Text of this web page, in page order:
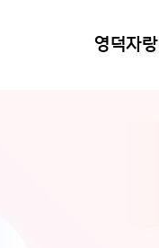
영덕자랑